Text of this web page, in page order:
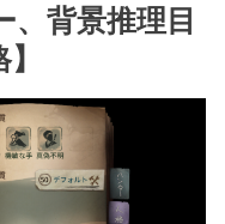
背景推理目